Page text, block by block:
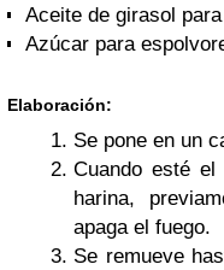
Aceite de girasol
Azúcar para
Elaboración:
Se pone en un
Cuando esté
harina,
apaga el fuego.
Se remueve